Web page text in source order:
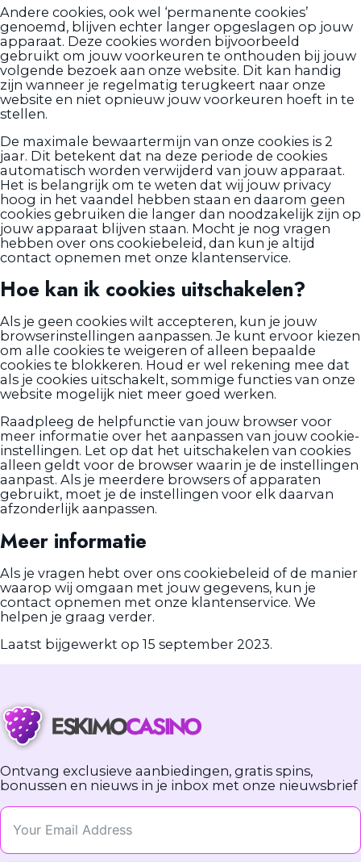
Andere cookies, ook wel ‘permanente cookies’
genoemd, blijven echter langer opgeslagen op jouw
apparaat. Deze cookies worden bijvoorbeeld
gebruikt om jouw voorkeuren te onthouden bij jouw
volgende bezoek aan onze website. Dit kan handig
zijn wanneer je regelmatig terugkeert naar onze
website en niet opnieuw jouw voorkeuren hoeft in te
stellen.
De maximale bewaartermijn van onze cookies is 2
jaar. Dit betekent dat na deze periode de cookies
automatisch worden verwijderd van jouw apparaat.
Het is belangrijk om te weten dat wij jouw privacy
hoog in het vaandel hebben staan en daarom geen
cookies gebruiken die langer dan noodzakelijk zijn op
jouw apparaat blijven staan. Mocht je nog vragen
hebben over ons cookiebeleid, dan kun je altijd
contact opnemen met onze klantenservice.
Hoe kan ik cookies uitschakelen?
Als je geen cookies wilt accepteren, kun je jouw
browserinstellingen aanpassen. Je kunt ervoor kiezen
om alle cookies te weigeren of alleen bepaalde
cookies te blokkeren. Houd er wel rekening mee dat
als je cookies uitschakelt, sommige functies van onze
website mogelijk niet meer goed werken.
Raadpleeg de helpfunctie van jouw browser voor
meer informatie over het aanpassen van jouw cookie-
instellingen. Let op dat het uitschakelen van cookies
alleen geldt voor de browser waarin je de instellingen
aanpast. Als je meerdere browsers of apparaten
gebruikt, moet je de instellingen voor elk daarvan
afzonderlijk aanpassen.
Meer informatie
Als je vragen hebt over ons cookiebeleid of de manier
waarop wij omgaan met jouw gegevens, kun je
contact opnemen met onze klantenservice. We
helpen je graag verder.
Laatst bijgewerkt op 15 september 2023.
Ontvang exclusieve aanbiedingen, gratis spins,
bonussen en nieuws in je inbox met onze nieuwsbrief